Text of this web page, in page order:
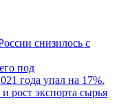
снизилось с
под
года упал на 17%.
экспорта сырья